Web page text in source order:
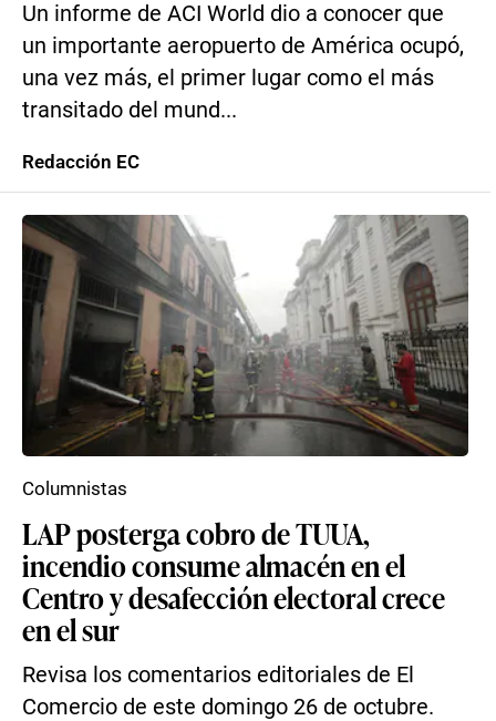
Un informe de ACI World dio a conocer que
un importante aeropuerto de América ocupó,
una vez más, el primer lugar como el más
transitado del mund...
Redacción EC
LAP posterga cobro de TUUA,
incendio consume almacén en el
Centro y desafección electoral crece
en el sur
Revisa los comentarios editoriales de El
Comercio de este domingo 26 de octubre.
Columnistas